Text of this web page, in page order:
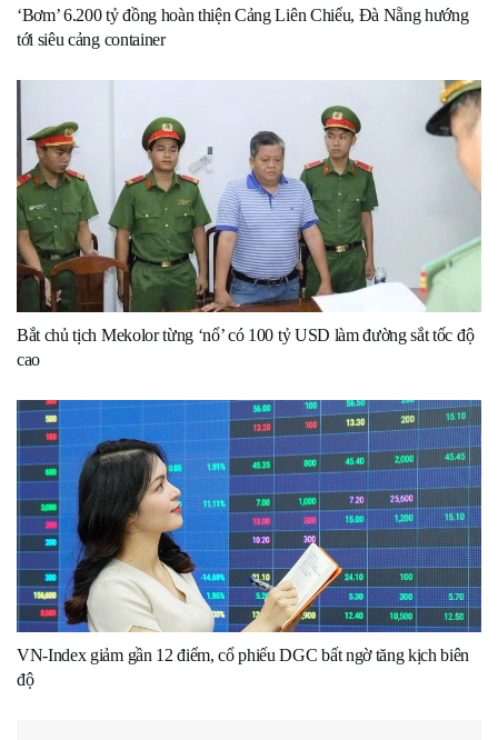
‘Bơm’ 6.200 tỷ đồng hoàn thiện Cảng Liên Chiểu, Đà Nẵng hướng
tới siêu cảng container
Bắt chủ tịch Mekolor từng ‘nổ’ có 100 tỷ USD làm đường sắt tốc độ
cao
VN-Index giảm gần 12 điểm, cổ phiếu DGC bất ngờ tăng kịch biên
độ